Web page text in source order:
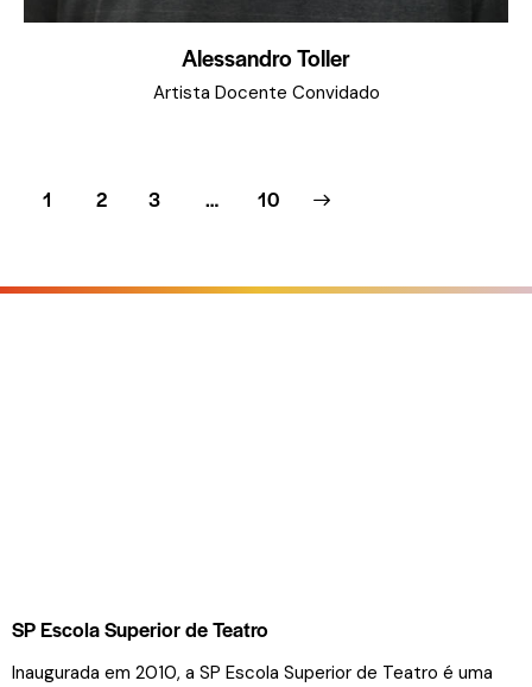
Alessandro Toller
Artista Docente Convidado
1 2 3 … 10
>
SP Escola Superior de Teatro
Inaugurada em 2010, a SP Escola Superior de Teatro é uma